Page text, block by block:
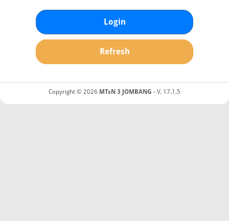
Login
Refresh
Copyright © 2026 MTsN 3 JOMBANG - V. 17.1.5